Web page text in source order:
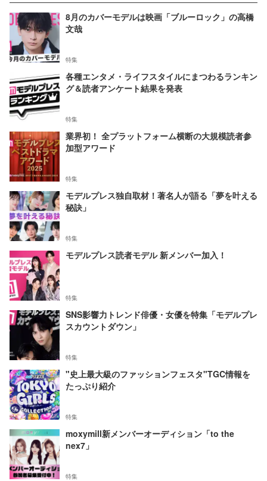
8月のカバーモデルは映画「ブルーロック」の高橋
文哉
特集
各種エンタメ・ライフスタイルにまつわるランキン
グ＆読者アンケート結果を発表
特集
業界初！ 全プラットフォーム横断の大規模読者参
加型アワード
特集
モデルプレス独自取材！著名人が語る「夢を叶える
秘訣」
特集
モデルプレス読者モデル 新メンバー加入！
特集
SNS影響力トレンド俳優・女優を特集「モデルプレ
スカウントダウン」
特集
"史上最大級のファッションフェスタ"TGC情報を
たっぷり紹介
特集
moxymill新メンバーオーディション「to the
nex7」
特集